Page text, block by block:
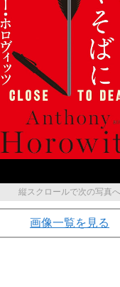
縦スクロールで次の写真へ
画像一覧を見る